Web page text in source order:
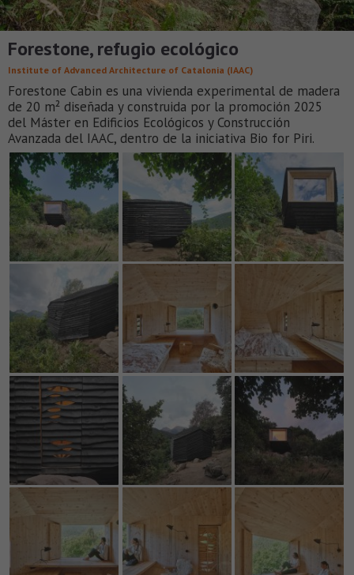
Forestone, refugio ecológico
Institute of Advanced Architecture of Catalonia (IAAC)
Forestone Cabin es una vivienda experimental de madera
de 20 m² diseñada y construida por la promoción 2025
del Máster en Edificios Ecológicos y Construcción
Avanzada del IAAC, dentro de la iniciativa Bio for Piri.